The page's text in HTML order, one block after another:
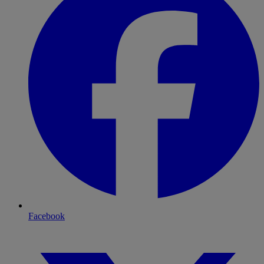
Facebook